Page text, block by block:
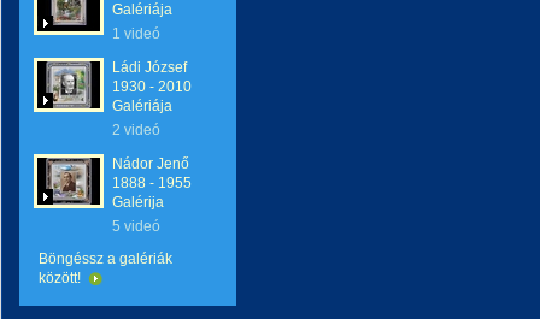
Galériája
1 videó
Ládi József
1930 - 2010
Galériája
2 videó
Nádor Jenő
1888 - 1955
Galérija
5 videó
Böngéssz a galériák
között!